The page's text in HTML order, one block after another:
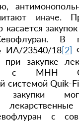
иначе.
В
ИА/23540/18[2]
при закупке
с МНН
системой Quik-
закупки
лекарственные
с